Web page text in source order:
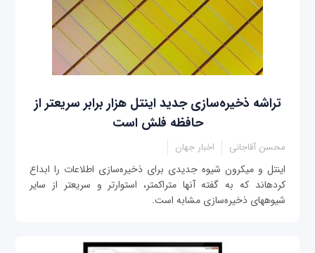
تراشه ذخیره‌سازی جدید اینتل هزار برابر سریع‎تر از
حافظه فلش است
محسن آقاجانی اخبار جهان
اینتل و میکرون شیوه جدیدی برای ذخیره‌سازی اطلاعات را ابداع
کرده‎اند که به گفته آنها متراکم‎تر، استوارتر و سریع‎تر از سایر
شیوه‎های ذخيره‌سازی مشابه است.